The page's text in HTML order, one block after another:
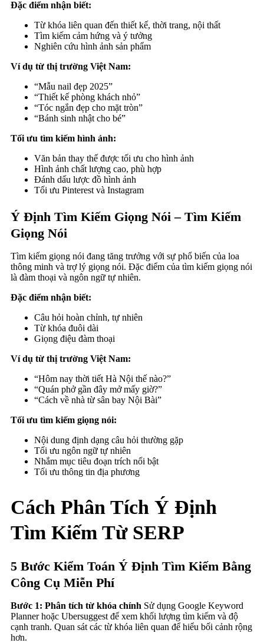
Đặc điểm nhận biết:
Từ khóa liên quan đến thiết kế, thời trang, nội thất
Tìm kiếm cảm hứng và ý tưởng
Nghiên cứu hình ảnh sản phẩm
Ví dụ từ thị trường Việt Nam:
“Mẫu nail đẹp 2025”
“Thiết kế phòng khách nhỏ”
“Tóc ngắn đẹp cho mặt tròn”
“Bánh sinh nhật cho bé”
Tối ưu tìm kiếm hình ảnh:
Văn bản thay thế được tối ưu cho hình ảnh
Hình ảnh chất lượng cao, phù hợp
Đánh dấu lược đồ hình ảnh
Tối ưu Pinterest và Instagram
Ý Định Tìm Kiếm Giọng Nói – Tìm Kiếm
Giọng Nói
Tìm kiếm giọng nói đang tăng trưởng với sự phổ biến của loa
thông minh và trợ lý giọng nói. Đặc điểm của tìm kiếm giọng nói
là đàm thoại và ngôn ngữ tự nhiên.
Đặc điểm nhận biết:
Câu hỏi hoàn chỉnh, tự nhiên
Từ khóa đuôi dài
Giọng điệu đàm thoại
Ví dụ từ thị trường Việt Nam:
“Hôm nay thời tiết Hà Nội thế nào?”
“Quán phở gần đây mở mấy giờ?”
“Cách về nhà từ sân bay Nội Bài”
Tối ưu tìm kiếm giọng nói:
Nội dung định dạng câu hỏi thường gặp
Tối ưu ngôn ngữ tự nhiên
Nhắm mục tiêu đoạn trích nổi bật
Tối ưu thông tin địa phương
Cách Phân Tích Ý Định
Tìm Kiếm Từ SERP
5 Bước Kiểm Toán Ý Định Tìm Kiếm Bằng
Công Cụ Miễn Phí
Bước 1: Phân tích từ khóa chính Sử dụng Google Keyword
Planner hoặc Ubersuggest để xem khối lượng tìm kiếm và độ
cạnh tranh. Quan sát các từ khóa liên quan để hiểu bối cảnh rộng
hơn.